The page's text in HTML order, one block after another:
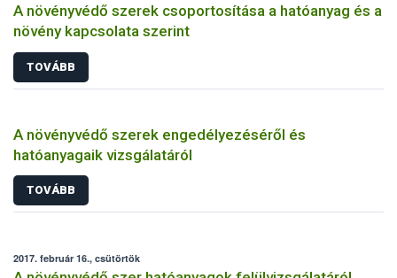
A növényvédő szerek csoportosítása a hatóanyag és a
növény kapcsolata szerint
TOVÁBB
A növényvédő szerek engedélyezéséről és
hatóanyagaik vizsgálatáról
TOVÁBB
2017. február 16., csütörtök